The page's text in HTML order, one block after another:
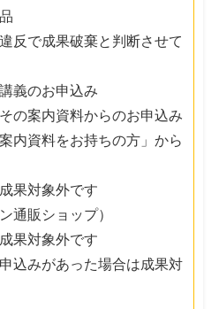
反で成果破棄と判断させて
義のお申込み
の案内資料からのお申込み
内資料をお持ちの方」から
果対象外です
通販ショップ）
果対象外です
込みがあった場合は成果対